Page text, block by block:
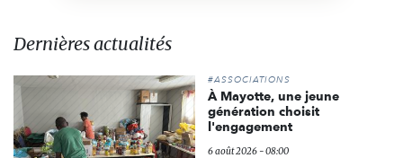
Dernières actualités
#ASSOCIATIONS
À Mayotte, une jeune
génération choisit
l'engagement
6 août 2026 - 08:00